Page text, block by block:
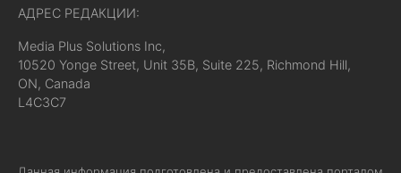
АДРЕС РЕДАКЦИИ:
Media Plus Solutions Inc,
10520 Yonge Street, Unit 35B, Suite 225, Richmond Hill,
ON, Canada
L4C3C7